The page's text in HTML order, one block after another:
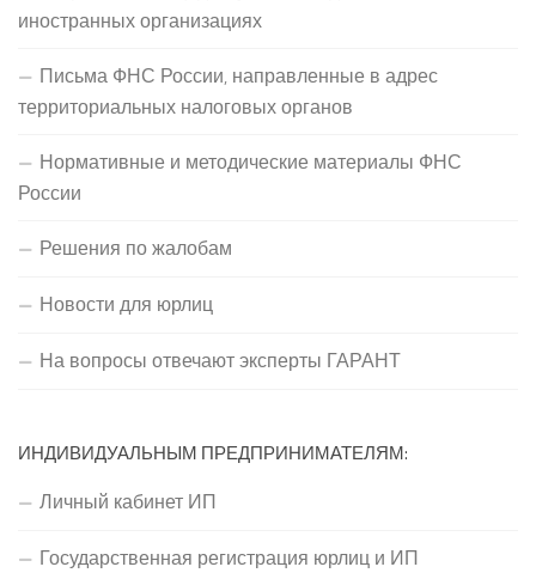
иностранных организациях
Письма ФНС России, направленные в адрес
территориальных налоговых органов
Нормативные и методические материалы ФНС
России
Решения по жалобам
Новости для юрлиц
На вопросы отвечают эксперты ГАРАНТ
ИНДИВИДУАЛЬНЫМ ПРЕДПРИНИМАТЕЛЯМ:
Личный кабинет ИП
Государственная регистрация юрлиц и ИП